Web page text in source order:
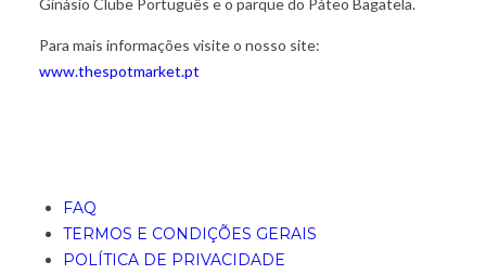
Ginásio Clube Português e o parque do Páteo Bagatela.
Para mais informações visite o nosso site:
www.thespotmarket.pt
FAQ
TERMOS E CONDIÇÕES GERAIS
POLÍTICA DE PRIVACIDADE